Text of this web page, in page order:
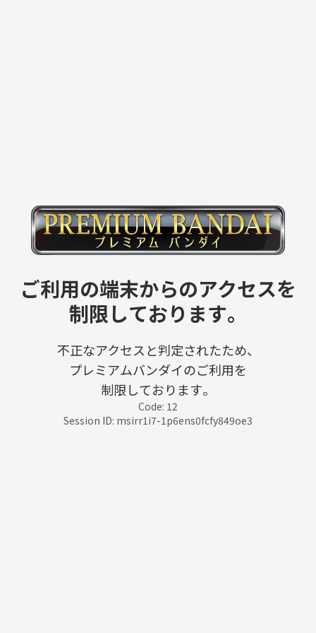
ご利用の端末からのアクセスを
制限しております。
不正なアクセスと判定されたため、
プレミアムバンダイのご利用を
制限しております。
Code: 12
Session ID: msirr1i7-1p6ens0fcfy849oe3